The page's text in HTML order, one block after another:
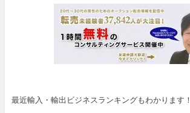
最近輸入・輸出ビジネスランキングもわかります！